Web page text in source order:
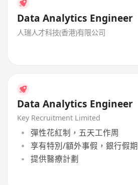
Data Analytics Engineer
人瑞人才科技(香港)有限公司
Data Analytics Engineer
Key Recruitment Limited
彈性花紅制，五天工作周
享有特別/額外事假，銀行假期
提供醫療計劃